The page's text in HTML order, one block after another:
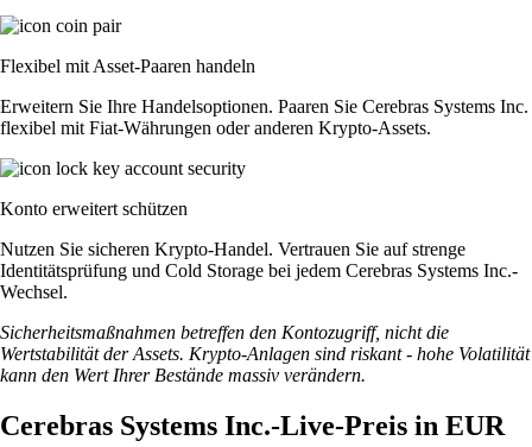
Flexibel mit Asset-Paaren handeln
Erweitern Sie Ihre Handelsoptionen. Paaren Sie Cerebras Systems Inc.
flexibel mit Fiat-Währungen oder anderen Krypto-Assets.
Konto erweitert schützen
Nutzen Sie sicheren Krypto-Handel. Vertrauen Sie auf strenge
Identitätsprüfung und Cold Storage bei jedem Cerebras Systems Inc.-
Wechsel.
Sicherheitsmaßnahmen betreffen den Kontozugriff, nicht die
Wertstabilität der Assets. Krypto-Anlagen sind riskant - hohe Volatilität
kann den Wert Ihrer Bestände massiv verändern.
Cerebras Systems Inc.-Live-Preis in EUR